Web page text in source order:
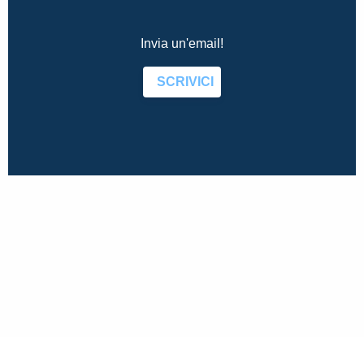
Invia un'email!
SCRIVICI